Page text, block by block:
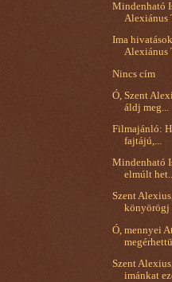
Mindenható
Alexiánus
Ima
Alexiánus
Nincs cím
Ó, Szent
áldj meg...
Filmajánló:
fajtájú,...
Mindenható
elmúlt
Szent
könyörögj
Ó, mennyei
Szent
imánkat